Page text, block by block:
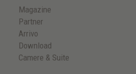
Magazine
Partner
Arrivo
Download
Camere & Suite